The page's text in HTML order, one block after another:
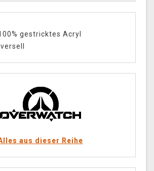
gestricktes Acryl
aus dieser Reihe